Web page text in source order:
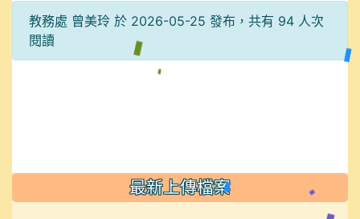
教務處 曾美玲 於 2026-05-25 發布，共有 94 人次
閱讀
最新上傳檔案